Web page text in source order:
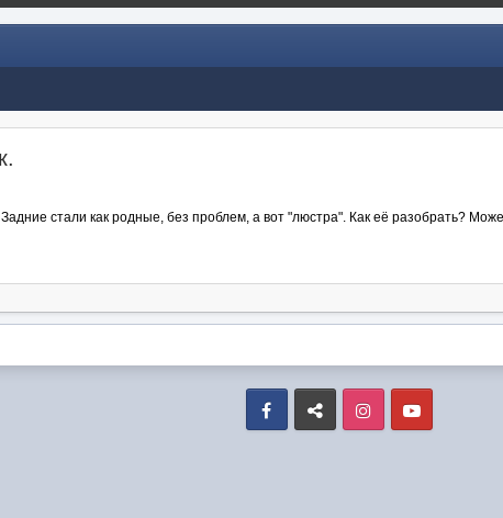
стали как родные, без проблем, а вот "люстра". Как её разобрать?
Facebook VK Instagram